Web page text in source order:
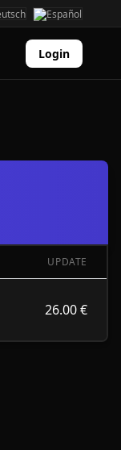
Login
UPDATE
26.00 €